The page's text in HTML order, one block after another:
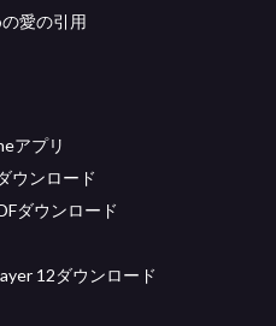
愛の引用
アプリ
ウンロード
ダウンロード
12ダウンロード